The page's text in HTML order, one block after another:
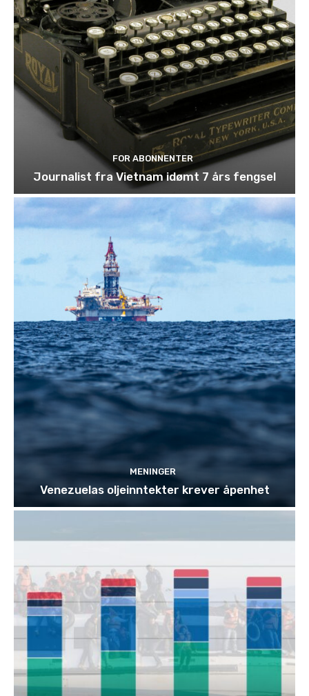
FOR ABONNENTER
Journalist fra Vietnam idømt 7 års fengsel
MENINGER
Venezuelas oljeinntekter krever åpenhet